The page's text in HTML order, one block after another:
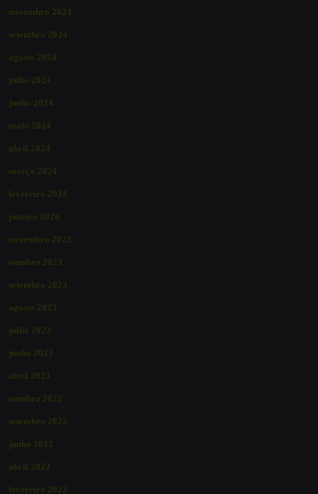
novembro 2024
setembro 2024
agosto 2024
julho 2024
junho 2024
maio 2024
abril 2024
março 2024
fevereiro 2024
janeiro 2024
novembro 2023
outubro 2023
setembro 2023
agosto 2023
julho 2023
junho 2023
abril 2023
outubro 2022
setembro 2022
junho 2022
abril 2022
fevereiro 2022